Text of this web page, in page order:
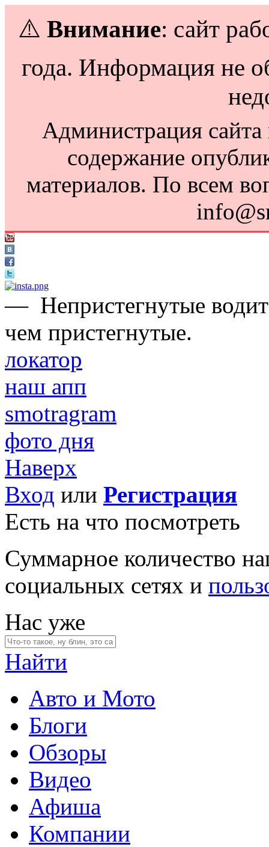
⚠️ Внимание: сайт
года. Информация не
Администрация сайта
содержание
материалов. По всем
— Непристегнутые
чем пристегнутые.
локатор
наш апп
smotragram
фото дня
Наверх
Вход или Регистрация
Есть на что посмотреть
Суммарное количество
социальных сетях и
Нас уже
Найти
Авто и Мото
Блоги
Обзоры
Видео
Афиша
Компании